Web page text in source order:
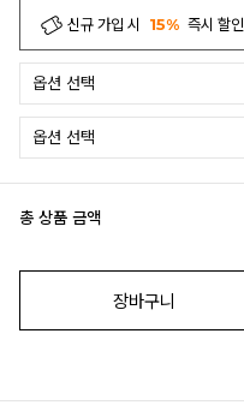
신규 가입 시 15% 즉시 할인
총 상품 금액
장바구니